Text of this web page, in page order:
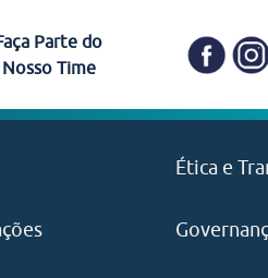
Ética e
Carapicuíba
Parte do
Nosso Time
visão e